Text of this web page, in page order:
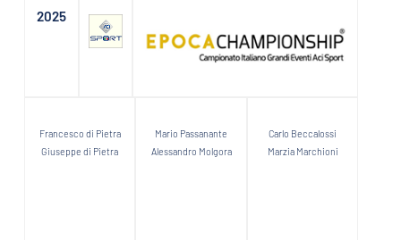
2025
Francesco di Pietra
Giuseppe di Pietra
Mario Passanante
Alessandro Molgora
Carlo Beccalossi
Marzia Marchioni